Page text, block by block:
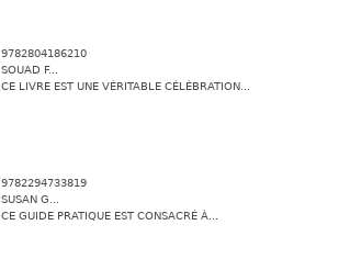
9782804186210
SOUAD F...
CE LIVRE EST UNE VÉRITABLE CÉLÉBRATION...
9782294733819
SUSAN G...
CE GUIDE PRATIQUE EST CONSACRÉ À...